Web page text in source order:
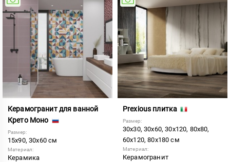
Керамогранит для ванной
Крето Моно
Размер:
15x90, 30x60 см
Материал:
Керамика
Prexious плитка
Размер:
30x30, 30x60, 30x120, 80x80,
60x120, 80x180 см
Материал:
Керамогранит